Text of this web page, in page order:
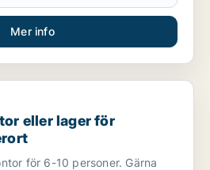
Mer info
lager för uthyrning i Söderort
eller lager för
för 6-10 personer. Gärna